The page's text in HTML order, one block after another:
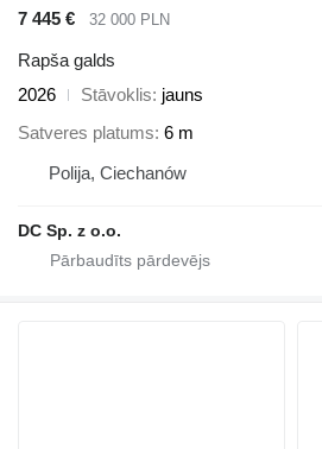
7 445 €
32 000 PLN
Rapša galds
2026
Stāvoklis jauns
Satveres platums 6 m
Polija, Ciechanów
DC Sp. z o.o.